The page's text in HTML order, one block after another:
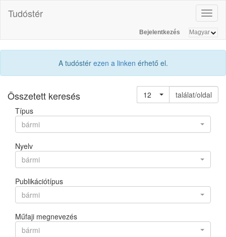
Tudóstér
Bejelentkezés
A tudóstér ezen a linken érhető el.
Összetett keresés 12
találat/oldal
Típus
bármi
Nyelv
bármi
Publikációtípus
bármi
Műfaji megnevezés
bármi